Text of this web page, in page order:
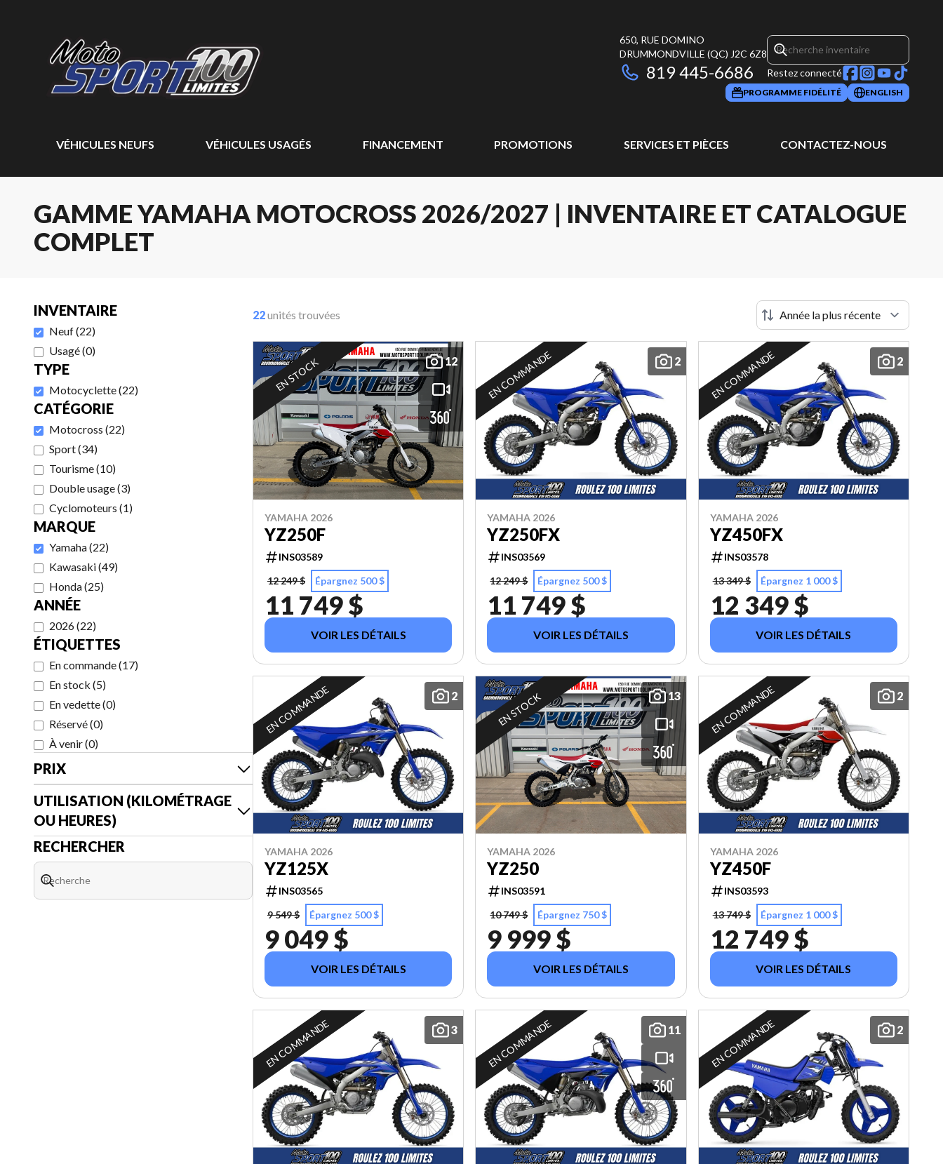
650, RUE DOMINO
DRUMMONDVILLE (QC) J2C 6Z8
819 445-6686 Restez connecté
PROGRAMME FIDÉLITÉ ENGLISH
VÉHICULES NEUFS VÉHICULES USAGÉS FINANCEMENT PROMOTIONS SERVICES ET PIÈCES CONTACTEZ-NOUS
GAMME YAMAHA MOTOCROSS 2026/2027 | INVENTAIRE ET CATALOGUE
COMPLET
INVENTAIRE
Neuf(22)
Usagé(0)
TYPE
Motocyclette(22)
CATÉGORIE
Motocross (22)
Sport(34)
Tourisme(10)
Double usage(3)
Cyclomoteurs (1)
MARQUE
Yamaha(22)
Kawasaki(49)
Honda(25)
ANNÉE
2026(22)
ÉTIQUETTES
En commande(17)
En stock (5)
En vedette(0)
Réservé(0)
À venir(0)
PRIX
UTILISATION (KILOMÉTRAGE
OU HEURES)
RECHERCHER
22unités trouvées
12
EN STOCK
YAMAHA 2026
YZ250F
INS03589
12 249 $
Épargnez 500 $
11 749 $
VOIR LES DÉTAILS
2
EN COMMANDE
YAMAHA 2026
YZ250FX
INS03569
12 249 $
Épargnez 500 $
11 749 $
VOIR LES DÉTAILS
2
EN COMMANDE
YAMAHA 2026
YZ450FX
INS03578
13 349 $
Épargnez 1 000 $
12 349 $
VOIR LES DÉTAILS
2
EN COMMANDE
YAMAHA 2026
YZ125X
INS03565
9 549 $
Épargnez 500 $
9 049 $
VOIR LES DÉTAILS
13
EN STOCK
YAMAHA 2026
YZ250
INS03591
10 749 $
Épargnez 750 $
9 999 $
VOIR LES DÉTAILS
2
EN COMMANDE
YAMAHA 2026
YZ450F
INS03593
13 749 $
Épargnez 1 000 $
12 749 $
VOIR LES DÉTAILS
3
EN COMMANDE 11
EN COMMANDE 2
EN COMMANDE